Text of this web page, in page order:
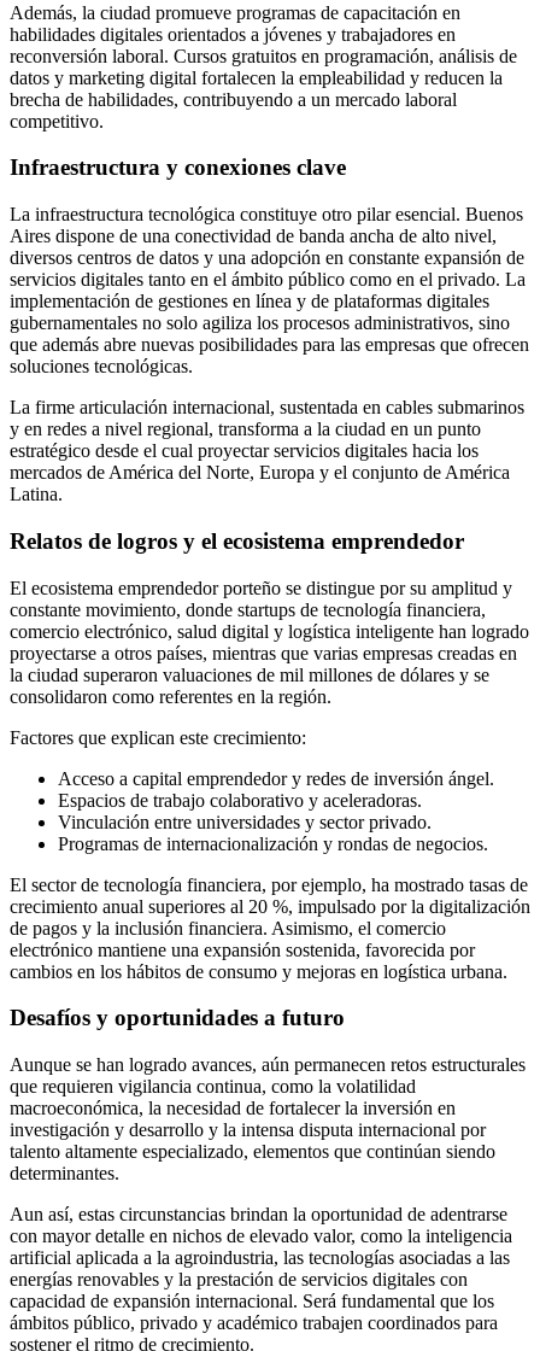
Además, la ciudad promueve programas de capacitación en
habilidades digitales orientados a jóvenes y trabajadores en
reconversión laboral. Cursos gratuitos en programación, análisis de
datos y marketing digital fortalecen la empleabilidad y reducen la
brecha de habilidades, contribuyendo a un mercado laboral
competitivo.
Infraestructura y conexiones clave
La infraestructura tecnológica constituye otro pilar esencial. Buenos
Aires dispone de una conectividad de banda ancha de alto nivel,
diversos centros de datos y una adopción en constante expansión de
servicios digitales tanto en el ámbito público como en el privado. La
implementación de gestiones en línea y de plataformas digitales
gubernamentales no solo agiliza los procesos administrativos, sino
que además abre nuevas posibilidades para las empresas que ofrecen
soluciones tecnológicas.
La firme articulación internacional, sustentada en cables submarinos
y en redes a nivel regional, transforma a la ciudad en un punto
estratégico desde el cual proyectar servicios digitales hacia los
mercados de América del Norte, Europa y el conjunto de América
Latina.
Relatos de logros y el ecosistema emprendedor
El ecosistema emprendedor porteño se distingue por su amplitud y
constante movimiento, donde startups de tecnología financiera,
comercio electrónico, salud digital y logística inteligente han logrado
proyectarse a otros países, mientras que varias empresas creadas en
la ciudad superaron valuaciones de mil millones de dólares y se
consolidaron como referentes en la región.
Factores que explican este crecimiento:
Acceso a capital emprendedor y redes de inversión ángel.
Espacios de trabajo colaborativo y aceleradoras.
Vinculación entre universidades y sector privado.
Programas de internacionalización y rondas de negocios.
El sector de tecnología financiera, por ejemplo, ha mostrado tasas de
crecimiento anual superiores al 20 %, impulsado por la digitalización
de pagos y la inclusión financiera. Asimismo, el comercio
electrónico mantiene una expansión sostenida, favorecida por
cambios en los hábitos de consumo y mejoras en logística urbana.
Desafíos y oportunidades a futuro
Aunque se han logrado avances, aún permanecen retos estructurales
que requieren vigilancia continua, como la volatilidad
macroeconómica, la necesidad de fortalecer la inversión en
investigación y desarrollo y la intensa disputa internacional por
talento altamente especializado, elementos que continúan siendo
determinantes.
Aun así, estas circunstancias brindan la oportunidad de adentrarse
con mayor detalle en nichos de elevado valor, como la inteligencia
artificial aplicada a la agroindustria, las tecnologías asociadas a las
energías renovables y la prestación de servicios digitales con
capacidad de expansión internacional. Será fundamental que los
ámbitos público, privado y académico trabajen coordinados para
sostener el ritmo de crecimiento.